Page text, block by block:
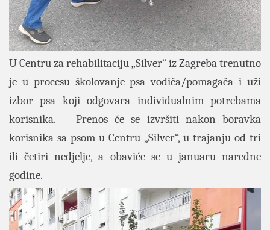
U Centru za rehabilitaciju „Silver“ iz Zagreba trenutno
je u procesu školovanje psa vodiča/pomagača i uži
izbor psa koji odgovara individualnim potrebama
korisnika. Prenos će se izvršiti nakon boravka
korisnika sa psom u Centru „Silver“, u trajanju od tri
ili četiri nedjelje, a obaviće se u januaru naredne
godine.